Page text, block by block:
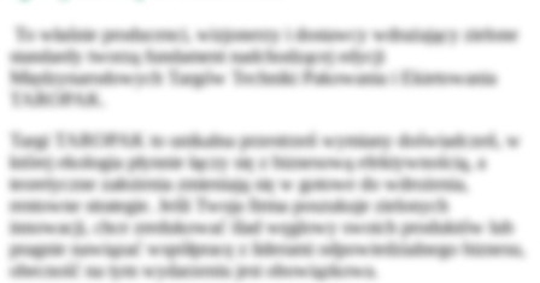
To właśnie producenci, wizjonerzy i dostawcy wdrażający zielone
standardy tworzą fundament nadchodzącej edycji
Międzynarodowych Targów Techniki Pakowania i Ekietowania
TAROPAK.
Targi TAROPAK to unikalna przestrzeń wymiany doświadczeń, w
której ekologia płynnie łączy się z biznesową efektywnością, a
teoretyczne założenia zmieniają się w gotowe do wdrożenia,
rentowne strategie. Jeśli Twoja firma poszukuje zielonych
innowacji, chce zredukować ślad węglowy swoich produktów lub
pragnie nawiązać współpracę z liderami odpowiedzialnego biznesu,
obecność na tym wydarzeniu jest obowiązkowa.